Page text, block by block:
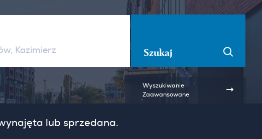
Szukaj
Wyszukiwanie
Zaawansowane
lub sprzedana.